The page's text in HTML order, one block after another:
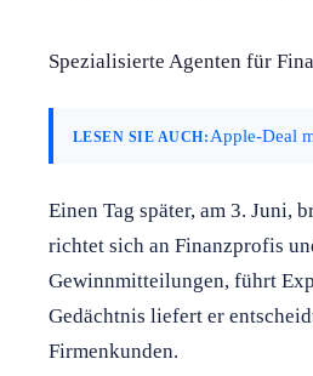
Spezialisierte Agenten für
LESEN SIE AUCH: Apple-Deal
Einen Tag später, am 3. Juni,
richtet sich an Finanzprofis
Gewinnmitteilungen, führt
Gedächtnis liefert er
Firmenkunden.